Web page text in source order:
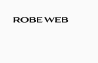
contenido